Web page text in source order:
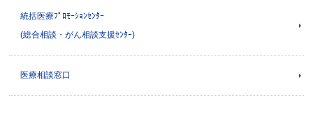
統括医療ﾌﾟﾛﾓｰｼｮﾝｾﾝﾀｰ
(総合相談・がん相談支援ｾﾝﾀｰ)
医療相談窓口